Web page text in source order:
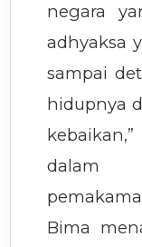
negara
adhyaksa
sampai
hidupnya
Bima